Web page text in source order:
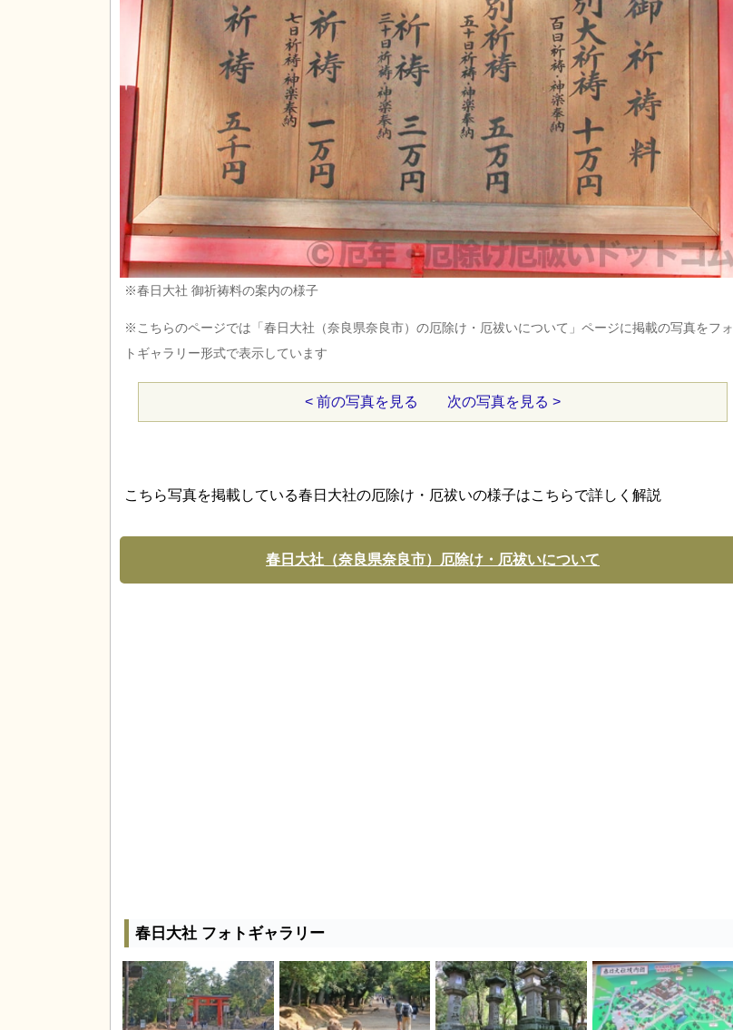
※春日大社 御祈祷料の案内の様子
※こちらのページでは「春日大社（奈良県奈良市）の厄除け・厄祓いについて」ページに掲載の写真をフォ
トギャラリー形式で表示しています
< 前の写真を見る 次の写真を見る >
こちら写真を掲載している春日大社の厄除け・厄祓いの様子はこちらで詳しく解説
春日大社（奈良県奈良市）厄除け・厄祓いについて
春日大社 フォトギャラリー